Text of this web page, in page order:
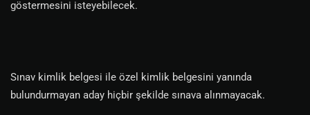
göstermesini isteyebilecek.
Sınav kimlik belgesi ile özel kimlik belgesini yanında
bulundurmayan aday hiçbir şekilde sınava alınmayacak.